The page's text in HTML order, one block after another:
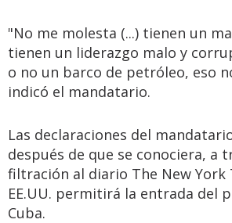
"No me molesta (...) tienen un
tienen un liderazgo malo y
o no un barco de petróleo, eso
indicó el mandatario.
Las declaraciones del
después de que se conociera, a
filtración al diario The New York
EE.UU. permitirá la entrada del
Cuba.